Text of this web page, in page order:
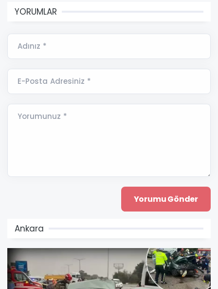
YORUMLAR
Adınız *
E-Posta Adresiniz *
Yorumunuz *
Ankara